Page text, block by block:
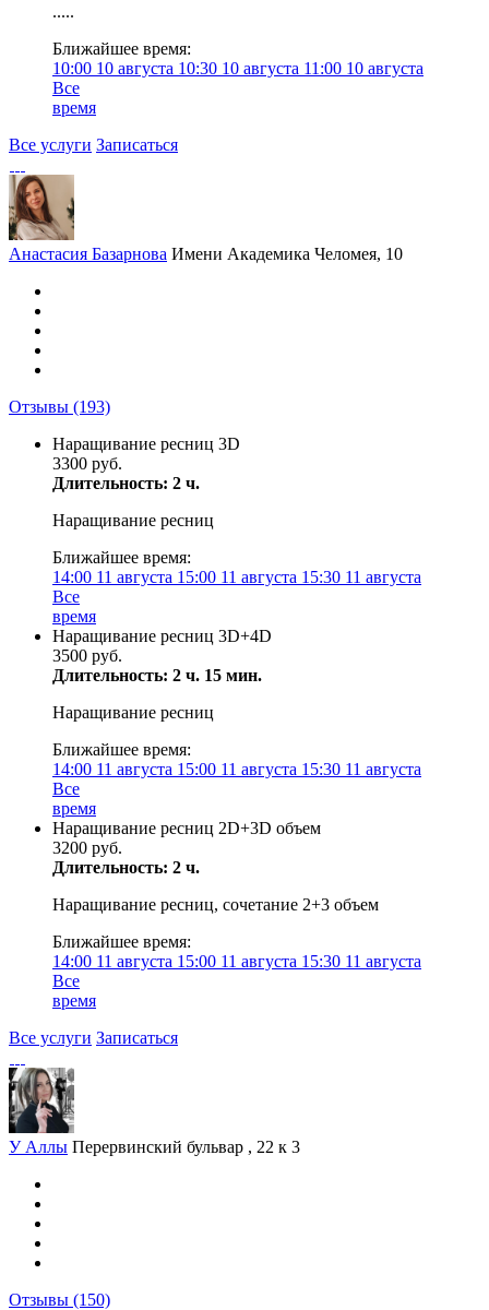
.....
Ближайшее время:
10:00 10 августа 10:30 10 августа 11:00 10 августа
Все
время
Все услуги Записаться
Анастасия Базарнова Имени Академика Челомея, 10
Отзывы (193)
Наращивание ресниц 3D
3300 руб.
Длительность: 2 ч.
Наращивание ресниц
Ближайшее время:
14:00 11 августа 15:00 11 августа 15:30 11 августа
Все
время
Наращивание ресниц 3D+4D
3500 руб.
Длительность: 2 ч. 15 мин.
Наращивание ресниц
Ближайшее время:
14:00 11 августа 15:00 11 августа 15:30 11 августа
Все
время
Наращивание ресниц 2D+3D объем
3200 руб.
Длительность: 2 ч.
Наращивание ресниц, сочетание 2+3 объем
Ближайшее время:
14:00 11 августа 15:00 11 августа 15:30 11 августа
Все
время
Все услуги Записаться
У Аллы Перервинский бульвар , 22 к 3
Отзывы (150)